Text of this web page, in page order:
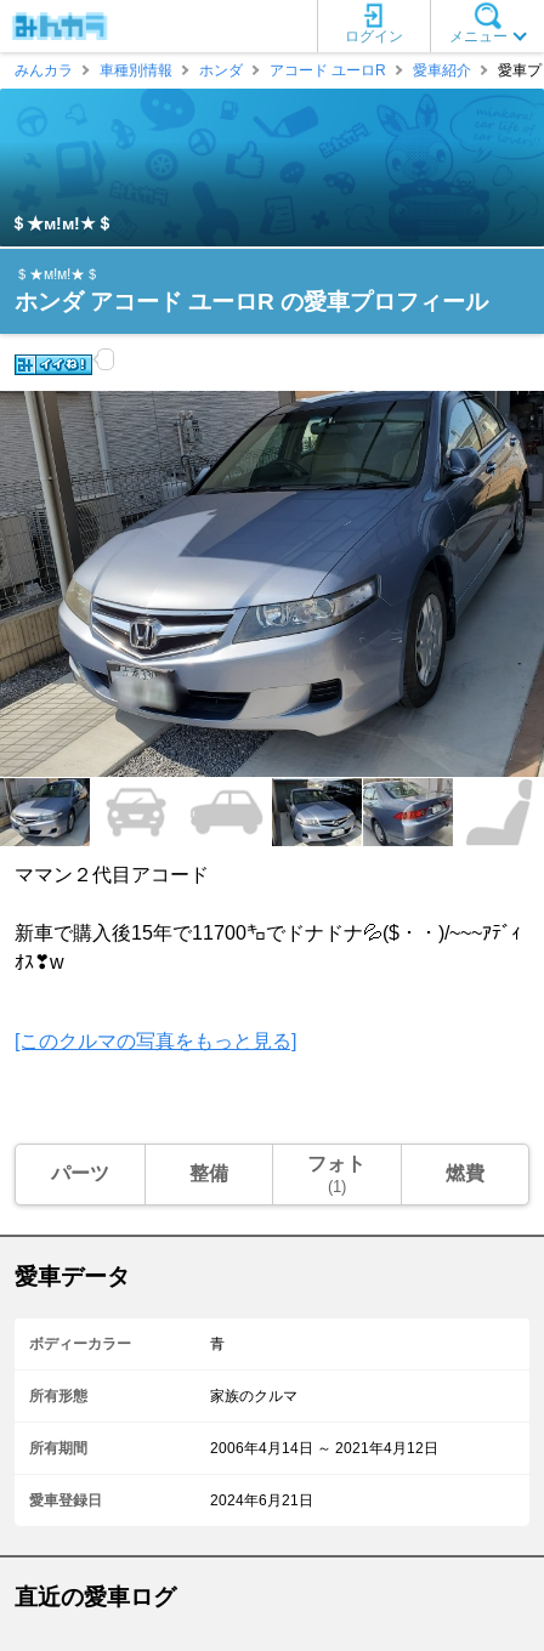
メニュー
ログイン
みんカラ
車種別情報 ホンダ アコード ユーロR 愛車紹介 愛車
＄★м!м!★＄
＄★м!м!★＄
ホンダ アコード ユーロR の愛車プロフィール
ママン２代目アコード
新車で購入後15年で11700㌔でドナドナ💦($・・)/~~~ｱﾃﾞｨ
ｵｽ❣w
[このクルマの写真をもっと見る]
パーツ 整備 フォト
(1)
燃費
愛車データ
ボディーカラー 青
所有形態 家族のクルマ
所有期間 2006年4月14日 ～ 2021年4月12日
愛車登録日 2024年6月21日
直近の愛車ログ